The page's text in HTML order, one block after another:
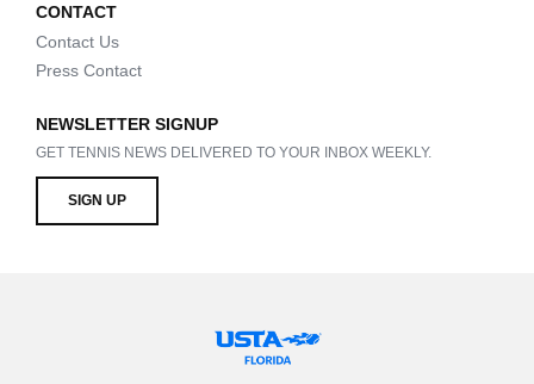
CONTACT
Contact Us
Press Contact
NEWSLETTER SIGNUP
GET TENNIS NEWS DELIVERED TO YOUR INBOX WEEKLY.
SIGN UP